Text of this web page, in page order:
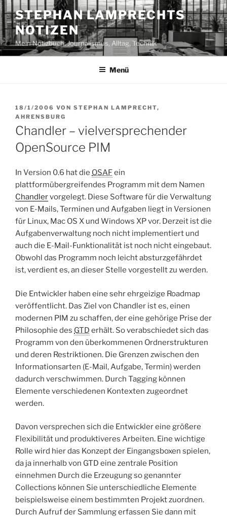
Zum
Inhalt
springen
STEPHAN LAMPRECHTS
NOTIZEN
Mein Notizbuch: Journalismus, Alltag, Technik
Menü
VERÖFFENTLICHT
AM
18/1/2006 VON STEPHAN LAMPRECHT,
AHRENSBURG
Chandler – vielversprechender
OpenSource PIM
In Version 0.6 hat die OSAFein
plattformübergreifendes Programm mit dem Namen
Chandlervorgelegt. Diese Software für die Verwaltung
von E-Mails, Terminen und Aufgaben liegt in Versionen
für Linux, Mac OS X und Windows XP vor. Derzeit ist die
Aufgabenverwaltung noch nicht implementiert und
auch die E-Mail-Funktionalität ist noch nicht eingebaut.
Obwohl das Programm noch leicht absturzgefährdet
ist, verdient es, an dieser Stelle vorgestellt zu werden.
Die Entwickler haben eine sehr ehrgeizige Roadmap
veröffentlicht. Das Ziel von Chandler ist es, einen
modernen PIM zu schaffen, der eine gehörige Prise der
Philosophie des GTD erhält. So verabschiedet sich das
Programm von den überkommenen Ordnerstrukturen
und deren Restriktionen. Die Grenzen zwischen den
Informationsarten (E-Mail, Aufgabe, Termin) werden
dadurch verschwimmen. Durch Tagging können
Elemente verschiedenen Kontexten zugeordnet
werden.
Davon versprechen sich die Entwickler eine größere
Flexibilität und produktiveres Arbeiten. Eine wichtige
Rolle wird hier das Konzept der Eingangsboxen spielen,
da ja innerhalb von GTD eine zentrale Position
einnehmen Durch die Erzeugung so genannter
Collections können Sie unterschiedliche Elemente
beispielsweise einem bestimmten Projekt zuordnen.
Durch Aufruf der Sammlung erfassen Sie dann mit